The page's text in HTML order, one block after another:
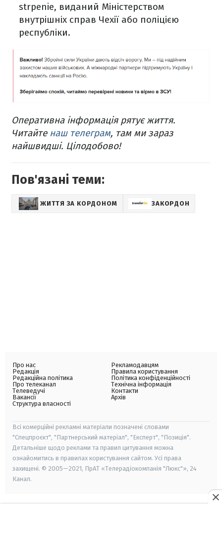
strpenie, виданий Міністерством
внутрішніх справ Чехії або поліцією
республіки.
Оперативна інформація рятує життя.
Читайте наш телеграм, там ми зараз
найшвидші. Цілодобово!
Пов'язані теми:
ЖИТТЯ ЗА КОРДОНОМ ЗАКОРДОН
Про нас
Редакція
Редакційна політика
Про телеканал
Телеведучі
Вакансії
Структура власності
Рекламодавцям
Правила користування
Політика конфіденційності
Технічна інформація
Контакти
Архів
Всі комерційні рекламні матеріали позначені словами
"Спецпроєкт", "Партнерський матеріал", "Експерт", "Позиція".
Детальніше щодо реклами та правил цитування можна
ознайомитись в правилах користування сайтом. Усі права
захищені. © 2005—2021, ПрАТ «Телерадіокомпанія "Люкс"», 24
Канал.